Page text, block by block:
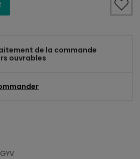
de la commande
ouvrables